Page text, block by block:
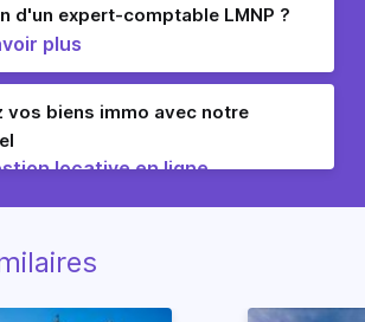
d'un expert-comptable LMNP ?
plus
vos biens immo avec notre
locative en ligne